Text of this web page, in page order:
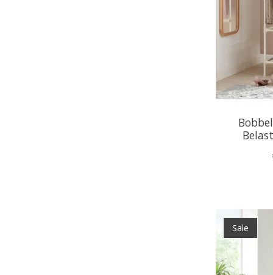
Sale